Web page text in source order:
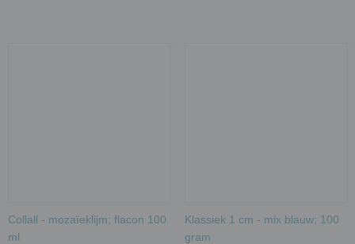
Collall - mozaïeklijm; flacon 100
ml
Klassiek 1 cm - mix blauw; 100
gram